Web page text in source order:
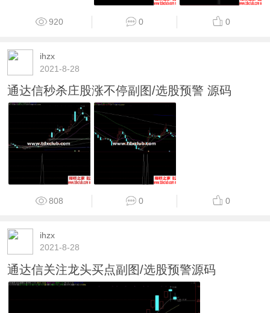
920 0 0
ihzx
2021-8-28
通达信秒杀庄股涨不停副图/选股预警 源码
808 0 0
ihzx
2021-8-28
通达信关注龙头买点副图/选股预警源码